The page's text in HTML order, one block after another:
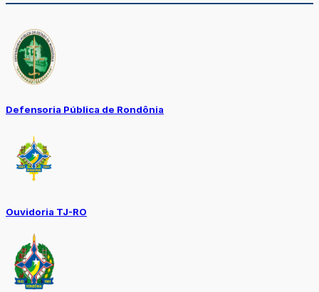
Defensoria Pública de Rondônia
Ouvidoria TJ-RO